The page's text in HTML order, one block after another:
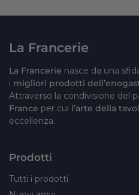
La Francerie
La Francerie nasce da una
i migliori prodotti
Attraverso la condivisione del
France per cui l’arte della
eccellenza.
Prodotti
Tutti i prodotti